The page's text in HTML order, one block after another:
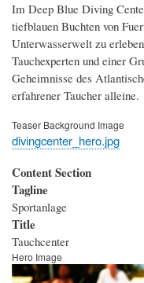
Im Deep Blue Diving
tiefblauen Buchten von
Unterwasserwelt zu
Tauchexperten und einer
Geheimnisse des
erfahrener Taucher alleine.
Teaser Background Image
divingcenter_hero.jpg
Content Section
Tagline
Sportanlage
Title
Tauchcenter
Hero Image
Bild